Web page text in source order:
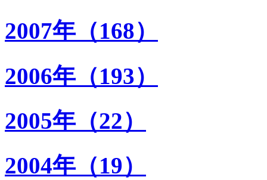
2007年（168）
2006年（193）
2005年（22）
2004年（19）